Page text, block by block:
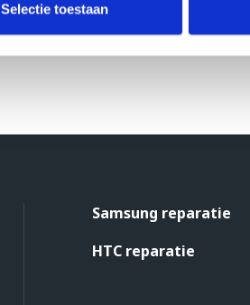
Selectie toestaan
Samsung reparatie
HTC reparatie